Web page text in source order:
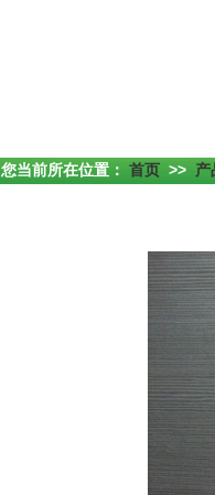
您当前所在位置： 首页 >> 产